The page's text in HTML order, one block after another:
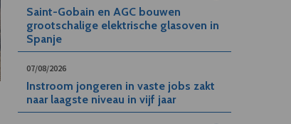
Saint-Gobain en AGC bouwen
grootschalige elektrische glasoven in
Spanje
07/08/2026
Instroom jongeren in vaste jobs zakt
naar laagste niveau in vijf jaar